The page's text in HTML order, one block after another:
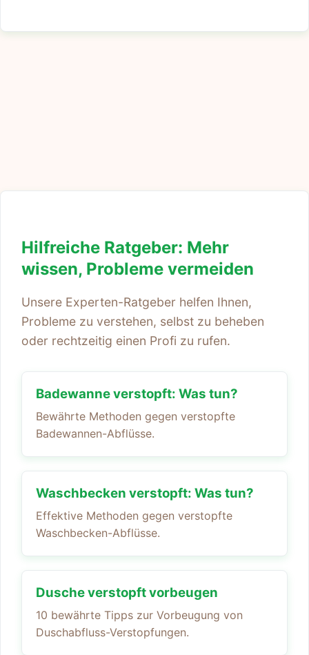
Hilfreiche Ratgeber: Mehr
wissen, Probleme vermeiden
Unsere Experten-Ratgeber helfen Ihnen,
Probleme zu verstehen, selbst zu beheben
oder rechtzeitig einen Profi zu rufen.
Badewanne verstopft: Was tun?
Bewährte Methoden gegen verstopfte
Badewannen-Abflüsse.
Waschbecken verstopft: Was tun?
Effektive Methoden gegen verstopfte
Waschbecken-Abflüsse.
Dusche verstopft vorbeugen
10 bewährte Tipps zur Vorbeugung von
Duschabfluss-Verstopfungen.